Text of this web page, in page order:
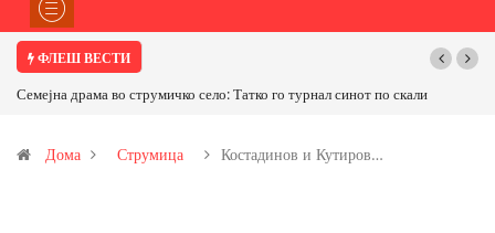
ФЛЕШ ВЕСТИ
по скалиТРАМП НАРЕДИ ВОЈСКАТА ДА КОРИСТИ МЕТАЛИ САМО
бакарот од Иловица и со антимонот?
Дома Струмица Костадинов и Кутиров…